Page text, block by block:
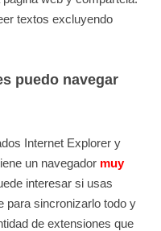
textos excluyendo
puedo navegar
Internet Explorer y
un navegador muy
interesar si usas
para sincronizarlo todo y
de extensiones que